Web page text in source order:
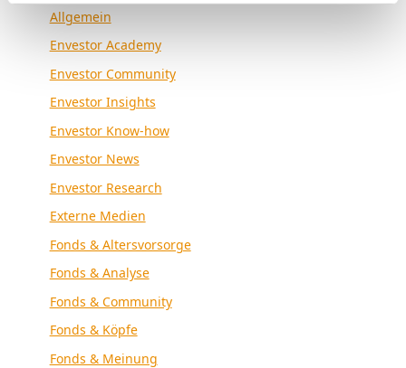
Allgemein
Envestor Academy
Envestor Community
Envestor Insights
Envestor Know-how
Envestor News
Envestor Research
Externe Medien
Fonds & Altersvorsorge
Fonds & Analyse
Fonds & Community
Fonds & Köpfe
Fonds & Meinung